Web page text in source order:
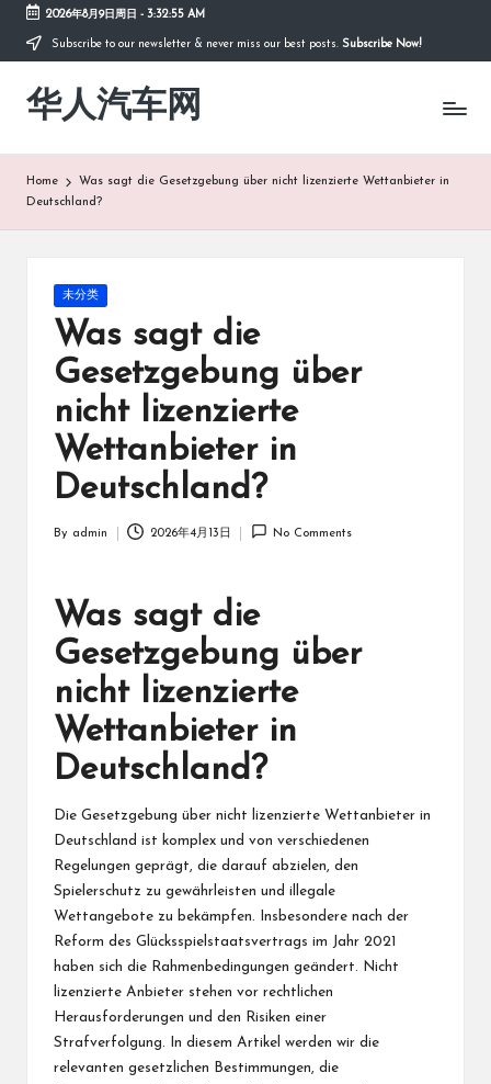
Skip
content
2026年8月9日周日 - 3:32:55 AM
Subscribe to our newsletter & never miss our best posts. Subscribe Now!
华人汽车网
Home
Was sagt die Gesetzgebung über nicht lizenzierte Wettanbieter in
Deutschland?
Posted
in
未分类
Was sagt die
Gesetzgebung über
nicht lizenzierte
Wettanbieter in
Deutschland?
By admin 2026年4月13日 No Comments
Was sagt die
Gesetzgebung über
nicht lizenzierte
Wettanbieter in
Deutschland?
Die Gesetzgebung über nicht lizenzierte Wettanbieter in
Deutschland ist komplex und von verschiedenen
Regelungen geprägt, die darauf abzielen, den
Spielerschutz zu gewährleisten und illegale
Wettangebote zu bekämpfen. Insbesondere nach der
Reform des Glücksspielstaatsvertrags im Jahr 2021
haben sich die Rahmenbedingungen geändert. Nicht
lizenzierte Anbieter stehen vor rechtlichen
Herausforderungen und den Risiken einer
Strafverfolgung. In diesem Artikel werden wir die
relevanten gesetzlichen Bestimmungen, die